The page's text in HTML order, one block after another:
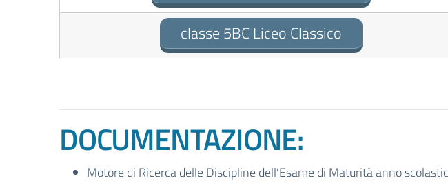
classe 5BC Liceo Classico
DOCUMENTAZIONE:
Motore di Ricerca delle Discipline dell’Esame di Maturità anno